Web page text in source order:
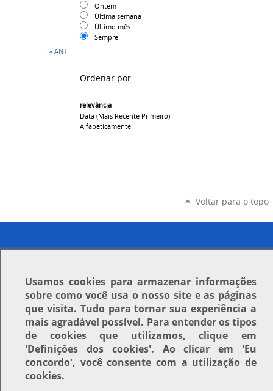
Ontem
Última semana
Último mês
Sempre
Ordenar por
relevância
Data (mais Recente Primeiro)
Alfabeticamente
« ANTERIOR
Voltar para o topo
Usamos cookiespara armazenar informações
sobre como você usa o nosso site e as páginas
que visita. Tudo para tornar sua experiência a
mais agradável possível. Para entender os tipos
de cookies que utilizamos, clique em
'Definições dos cookies'. Ao clicar em 'Eu
concordo', você consente com a utilização de
cookies.